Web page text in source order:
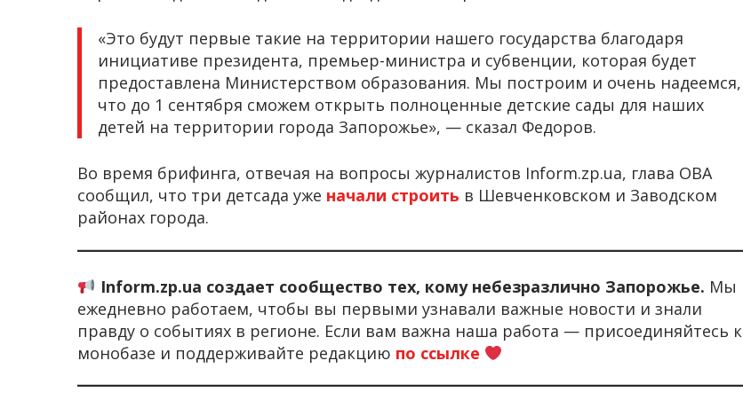
«Это будут первые такие на территории нашего государства благодаря
инициативе президента, премьер-министра и субвенции, которая будет
предоставлена Министерством образования. Мы построим и очень надеемся,
что до 1 сентября сможем открыть полноценные детские сады для наших
детей на территории города Запорожье», — сказал Федоров.
Во время брифинга, отвечая на вопросы журналистов Inform.zp.ua, глава ОВА
сообщил, что три детсада уже начали строить в Шевченковском и Заводском
районах города.
Inform.zp.ua создает сообщество тех, кому небезразлично Запорожье. Мы
ежедневно работаем, чтобы вы первыми узнавали важные новости и знали
правду о событиях в регионе. Если вам важна наша работа — присоединяйтесь к
монобазе и поддерживайте редакцию по ссылке